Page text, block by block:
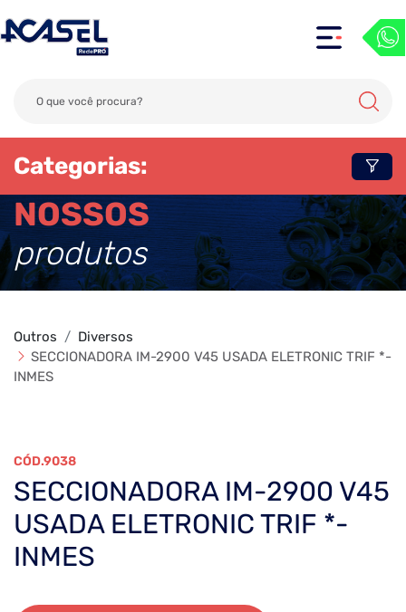
Categorias:
NOSSOS
produtos
Outros
Diversos
SECCIONADORA IM-2900 V45 USADA ELETRONIC TRIF *-
INMES
9038
SECCIONADORA IM-2900 V45
USADA ELETRONIC TRIF *-
INMES